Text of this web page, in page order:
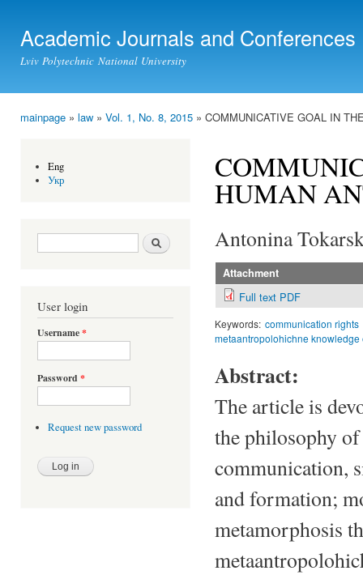
Academic Journals and Conferences
Lviv Polytechnic National University
mainpage » law » Vol. 1, No. 8, 2015 » COMMUNICATIVE GOAL IN
Eng
Укр
Search form Search
User login
Username*
Password *
Request new password
HUMAN
Antonina
Attachment
Full text PDF
Keywords: communication rights
metaantropolohichne knowledge
Abstract:
The article is
the philosophy
communication,
and formation;
metamorphosis